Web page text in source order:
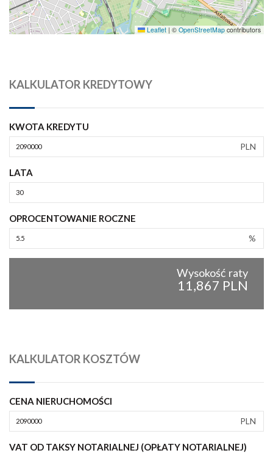
Leaflet | © OpenStreetMap contributors
KALKULATOR KREDYTOWY
KWOTA KREDYTU
PLN
LATA
OPROCENTOWANIE ROCZNE
%
Wysokość raty
11,867 PLN
KALKULATOR KOSZTÓW
CENA NIERUCHOMOŚCI
PLN
VAT OD TAKSY NOTARIALNEJ (OPŁATY NOTARIALNEJ)